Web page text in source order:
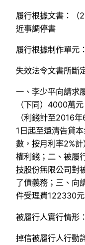
履行根據文書：（
近事調停書
履行根據制作單元
失效法令文書所斷
一、李少平向請求
（下同）4000萬
（利錢計至2016
1日起至還清告貸
數，按月利率2%
權利錢；二、被履
技股份無限公司對
了債義務；三、向
件受理費122330元
被履行人實行情形
掉信被履行人行動